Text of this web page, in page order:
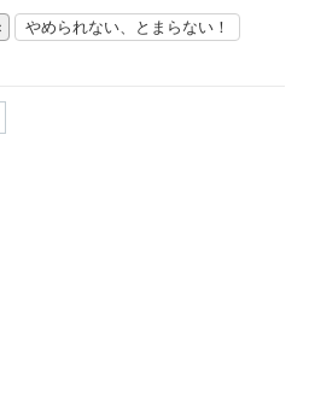
雑誌読み放題
楽天マガジン
やめられない、とまらない！